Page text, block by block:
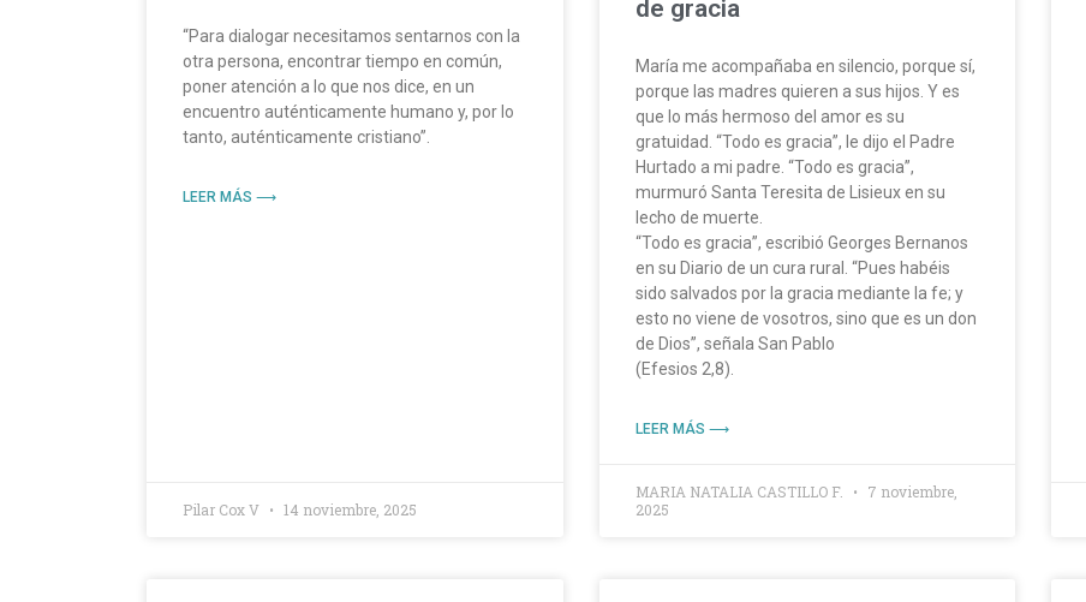
“Para dialogar necesitamos sentarnos con la
otra persona, encontrar tiempo en común,
poner atención a lo que nos dice, en un
encuentro auténticamente humano y, por lo
tanto, auténticamente cristiano”.
LEER MÁS ⟶
Pilar Cox V 14 noviembre, 2025
de gracia
María me acompañaba en silencio, porque sí,
porque las madres quieren a sus hijos. Y es
que lo más hermoso del amor es su
gratuidad. “Todo es gracia”, le dijo el Padre
Hurtado a mi padre. “Todo es gracia”,
murmuró Santa Teresita de Lisieux en su
lecho de muerte.
“Todo es gracia”, escribió Georges Bernanos
en su Diario de un cura rural. “Pues habéis
sido salvados por la gracia mediante la fe; y
esto no viene de vosotros, sino que es un don
de Dios”, señala San Pablo
(Efesios 2,8).
LEER MÁS ⟶
MARIA NATALIA CASTILLO F.
7 noviembre,
2025